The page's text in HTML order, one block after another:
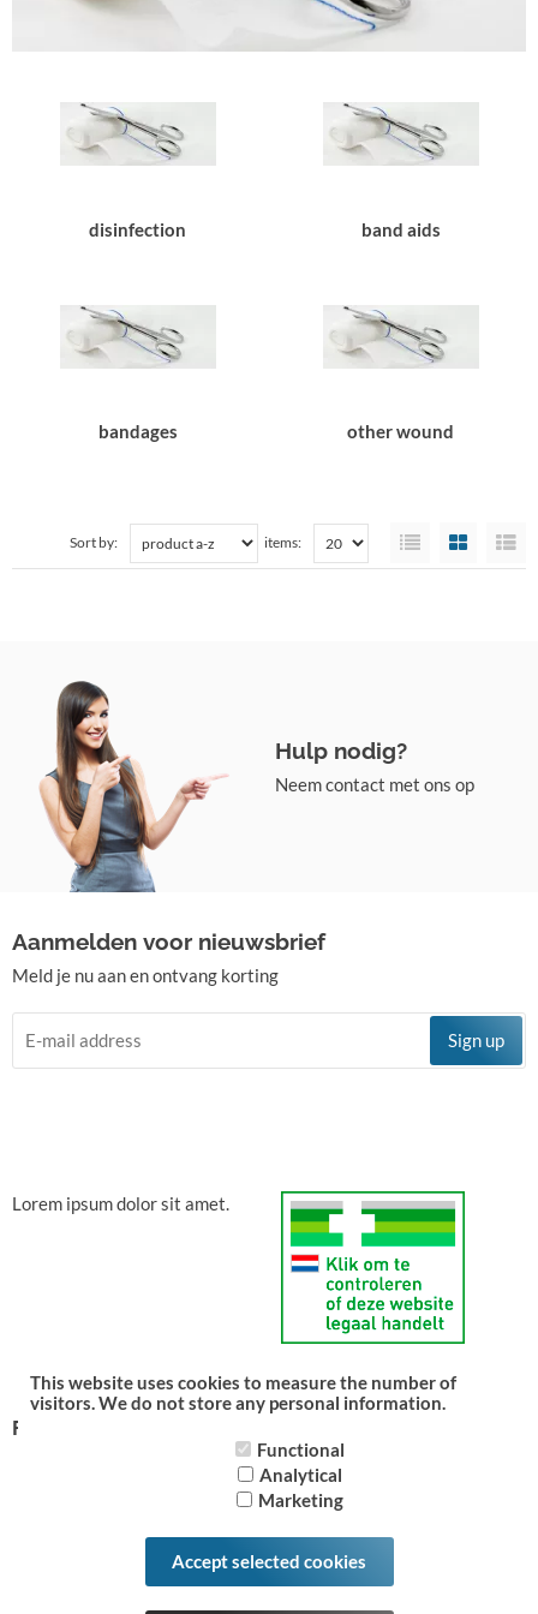
disinfection band aids
bandages other wound
Sort by: items:
Hulp nodig?
Neem contact met ons op
Aanmelden voor nieuwsbrief
Meld je nu aan en ontvang korting
Sign up
Follow us
Lorem ipsum dolor sit amet.
All prices include VAT - Powered by CCV Shopsoftware webshop
This website uses cookies to measure the number of
visitors. We do not store any personal information.
Functional
Analytical
Marketing
Accept selected cookies